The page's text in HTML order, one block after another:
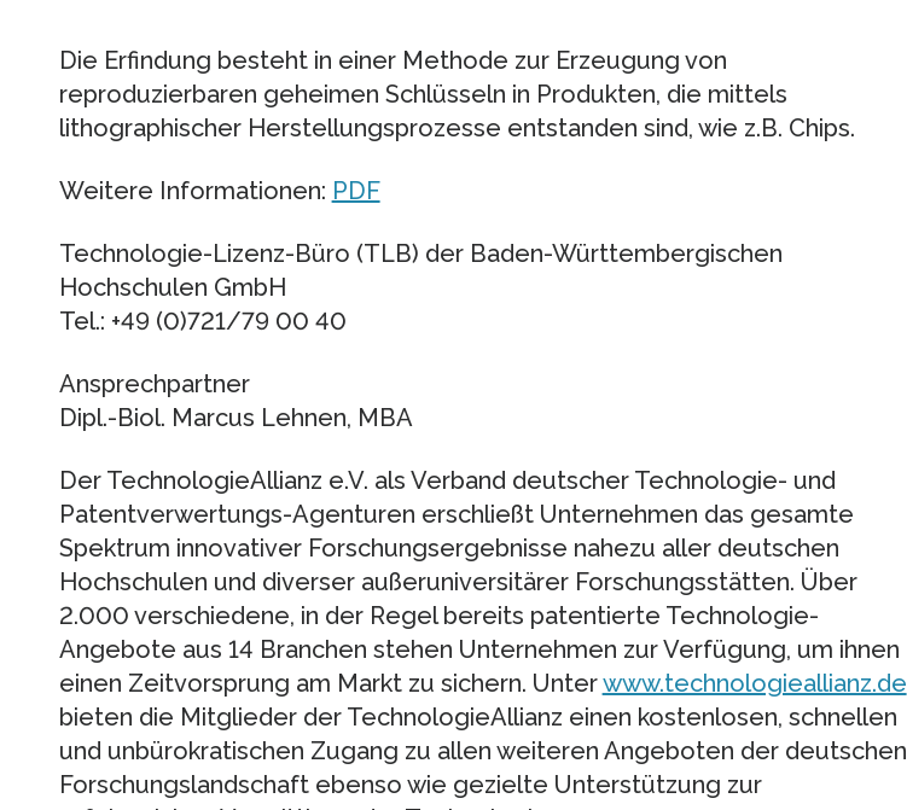
Die Erfindung besteht in einer Methode zur Erzeugung von
reproduzierbaren geheimen Schlüsseln in Produkten, die mittels
lithographischer Herstellungsprozesse entstanden sind, wie z.B. Chips.
Weitere Informationen: PDF
Technologie-Lizenz-Büro (TLB) der Baden-Württembergischen
Hochschulen GmbH
Tel.: +49 (0)721/79 00 40
Ansprechpartner
Dipl.-Biol. Marcus Lehnen, MBA
Der TechnologieAllianz e.V. als Verband deutscher Technologie- und
Patentverwertungs-Agenturen erschließt Unternehmen das gesamte
Spektrum innovativer Forschungsergebnisse nahezu aller deutschen
Hochschulen und diverser außeruniversitärer Forschungsstätten. Über
2.000 verschiedene, in der Regel bereits patentierte Technologie-
Angebote aus 14 Branchen stehen Unternehmen zur Verfügung, um ihnen
einen Zeitvorsprung am Markt zu sichern. Unterwww.technologieallianz.de
bieten die Mitglieder der TechnologieAllianz einen kostenlosen, schnellen
und unbürokratischen Zugang zu allen weiteren Angeboten der deutschen
Forschungslandschaft ebenso wie gezielte Unterstützung zur